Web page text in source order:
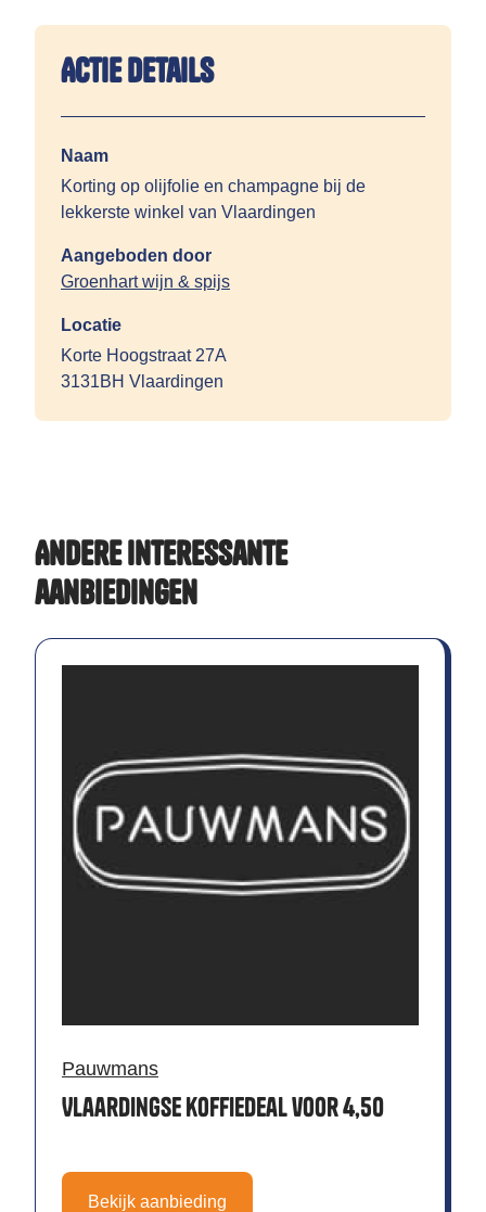
Actie details
Naam
Korting op olijfolie en champagne bij de
lekkerste winkel van Vlaardingen
Aangeboden door
Groenhart wijn & spijs
Locatie
Korte Hoogstraat 27A
3131BH Vlaardingen
Andere interessante
aanbiedingen
Pauwmans
Vlaardingse koffiedeal voor 4,50
Bekijk aanbieding